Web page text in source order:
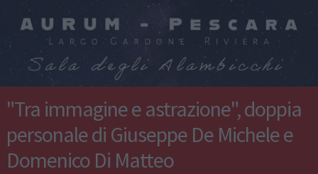
"Tra immagine e astrazione", doppia
personale di Giuseppe De Michele e
Domenico Di Matteo